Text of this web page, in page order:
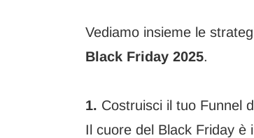
Vediamo insieme le
Black Friday 2025.
1. Costruisci il tuo Funnel
Il cuore del Black Friday è